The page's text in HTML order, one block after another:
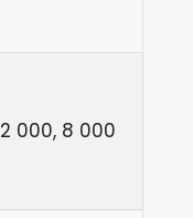
2 000, 8 000